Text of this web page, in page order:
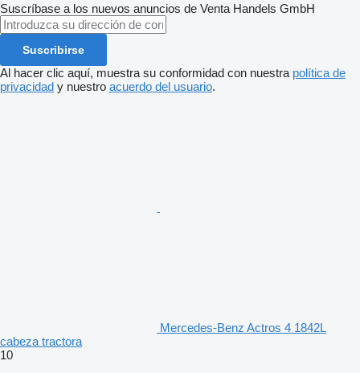
Suscríbase a los nuevos anuncios de Venta Handels GmbH
Suscribirse
Al hacer clic aquí, muestra su conformidad con nuestra política de
privacidad y nuestro acuerdo del usuario.
Mercedes-Benz Actros 4 1842L
cabeza tractora
10